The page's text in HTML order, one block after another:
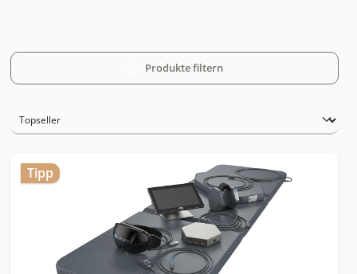
Produkte filtern
Tipp